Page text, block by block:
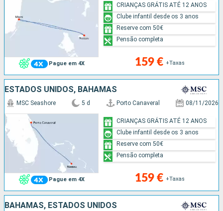
Pague em 4X 159 € +Taxas
CRIANÇAS GRÁTIS ATÉ 12 ANOS
Clube infantil desde os 3 anos
Reserve com 50€
Pensão completa
ESTADOS UNIDOS, BAHAMAS
Pague em 4X
MSC Seashore 5 d Porto Canaveral 08/11/2026
159 € +Taxas
CRIANÇAS GRÁTIS ATÉ 12 ANOS
Clube infantil desde os 3 anos
Reserve com 50€
Pensão completa
BAHAMAS, ESTADOS UNIDOS